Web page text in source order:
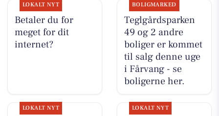
LOKALT NYT
Betaler du for
meget for dit
internet?
BOLIGMARKED
Teglgårdsparken
49 og 2 andre
boliger er kommet
til salg denne uge
i Fårvang - se
boligerne her.
LOKALT NYT LOKALT NYT